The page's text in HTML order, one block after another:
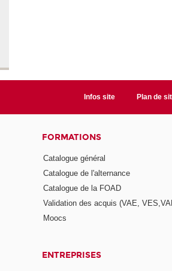
Infos site Plan de
FORMATIONS
Catalogue général
Catalogue de l'alternance
Catalogue de la FOAD
Validation des acquis (VAE,
Moocs
ENTREPRISES